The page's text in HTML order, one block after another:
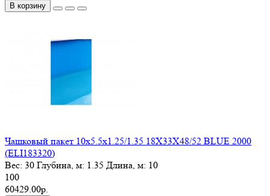
В корзину
Чашковый пакет 10х5.5х1.25/1.35 18X33X48/52 BLUE 2000
(ELI183320)
Вес: 30 Глубина, м: 1.35 Длина, м: 10
100
60429.00р.